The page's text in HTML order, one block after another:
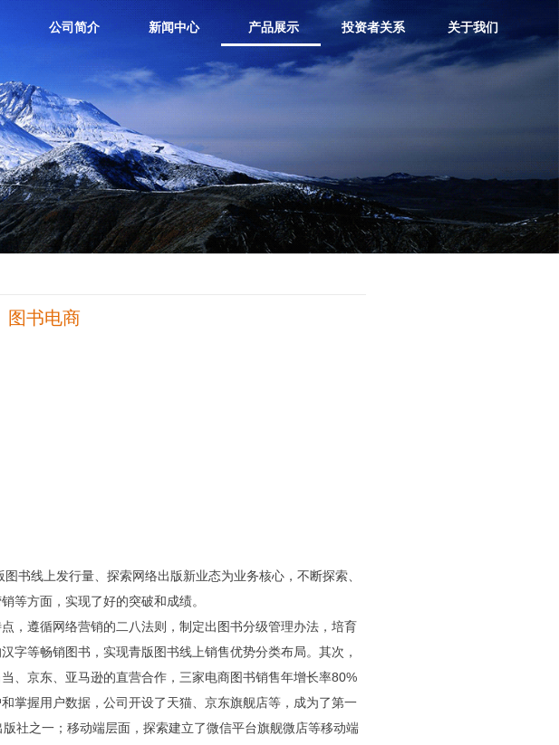
公司简介 新闻中心 产品展示 投资者关系 关于我们
图书电商
书线上发行量、探索网络出版新业态为业务核心，不断探索、
等方面，实现了好的突破和成绩。
，遵循网络营销的二八法则，制定出图书分级管理办法，培育
字等畅销图书，实现青版图书线上销售优势分类布局。其次，
、京东、亚马逊的直营合作，三家电商图书销售年增长率80%
掌握用户数据，公司开设了天猫、京东旗舰店等，成为了第一
社之一；移动端层面，探索建立了微信平台旗舰微店等移动端